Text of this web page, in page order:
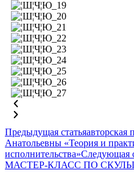
Предыдущая статья
Анатольевны «Теория и
исполнительства»Следующая
МАСТЕР-КЛАСС ПО